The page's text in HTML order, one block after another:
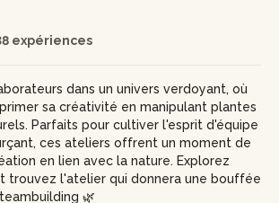
expériences
dans un univers verdoyant, où
sa créativité en manipulant plantes
Parfaits pour cultiver l'esprit d'équipe
ces ateliers offrent un moment de
en lien avec la nature. Explorez
trouvez l'atelier qui donnera une bouffée
🌿